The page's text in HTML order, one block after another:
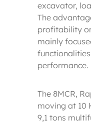
excavator,
The
profitability
mainly
performance.
The 8MCR,
moving at 10
9,1 tons